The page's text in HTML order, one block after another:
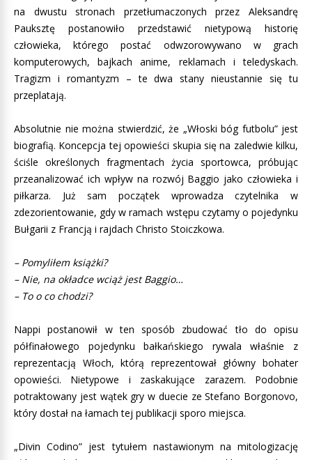
na dwustu stronach przetłumaczonych przez Aleksandrę
Pauksztę postanowiło przedstawić nietypową historię
człowieka, którego postać odwzorowywano w grach
komputerowych, bajkach anime, reklamach i teledyskach.
Tragizm i romantyzm – te dwa stany nieustannie się tu
przeplatają.
Absolutnie nie można stwierdzić, że „Włoski bóg futbolu” jest
biografią. Koncepcja tej opowieści skupia się na zaledwie kilku,
ściśle określonych fragmentach życia sportowca, próbując
przeanalizować ich wpływ na rozwój Baggio jako człowieka i
piłkarza. Już sam początek wprowadza czytelnika w
zdezorientowanie, gdy w ramach wstępu czytamy o pojedynku
Bułgarii z Francją i rajdach Christo Stoiczkowa.
– Pomyliłem książki?
– Nie, na okładce wciąż jest Baggio…
– To o co chodzi?
Nappi postanowił w ten sposób zbudować tło do opisu
półfinałowego pojedynku bałkańskiego rywala właśnie z
reprezentacją Włoch, którą reprezentował główny bohater
opowieści. Nietypowe i zaskakujące zarazem. Podobnie
potraktowany jest wątek gry w duecie ze Stefano Borgonovo,
który dostał na łamach tej publikacji sporo miejsca.
„Divin Codino” jest tytułem nastawionym na mitologizację